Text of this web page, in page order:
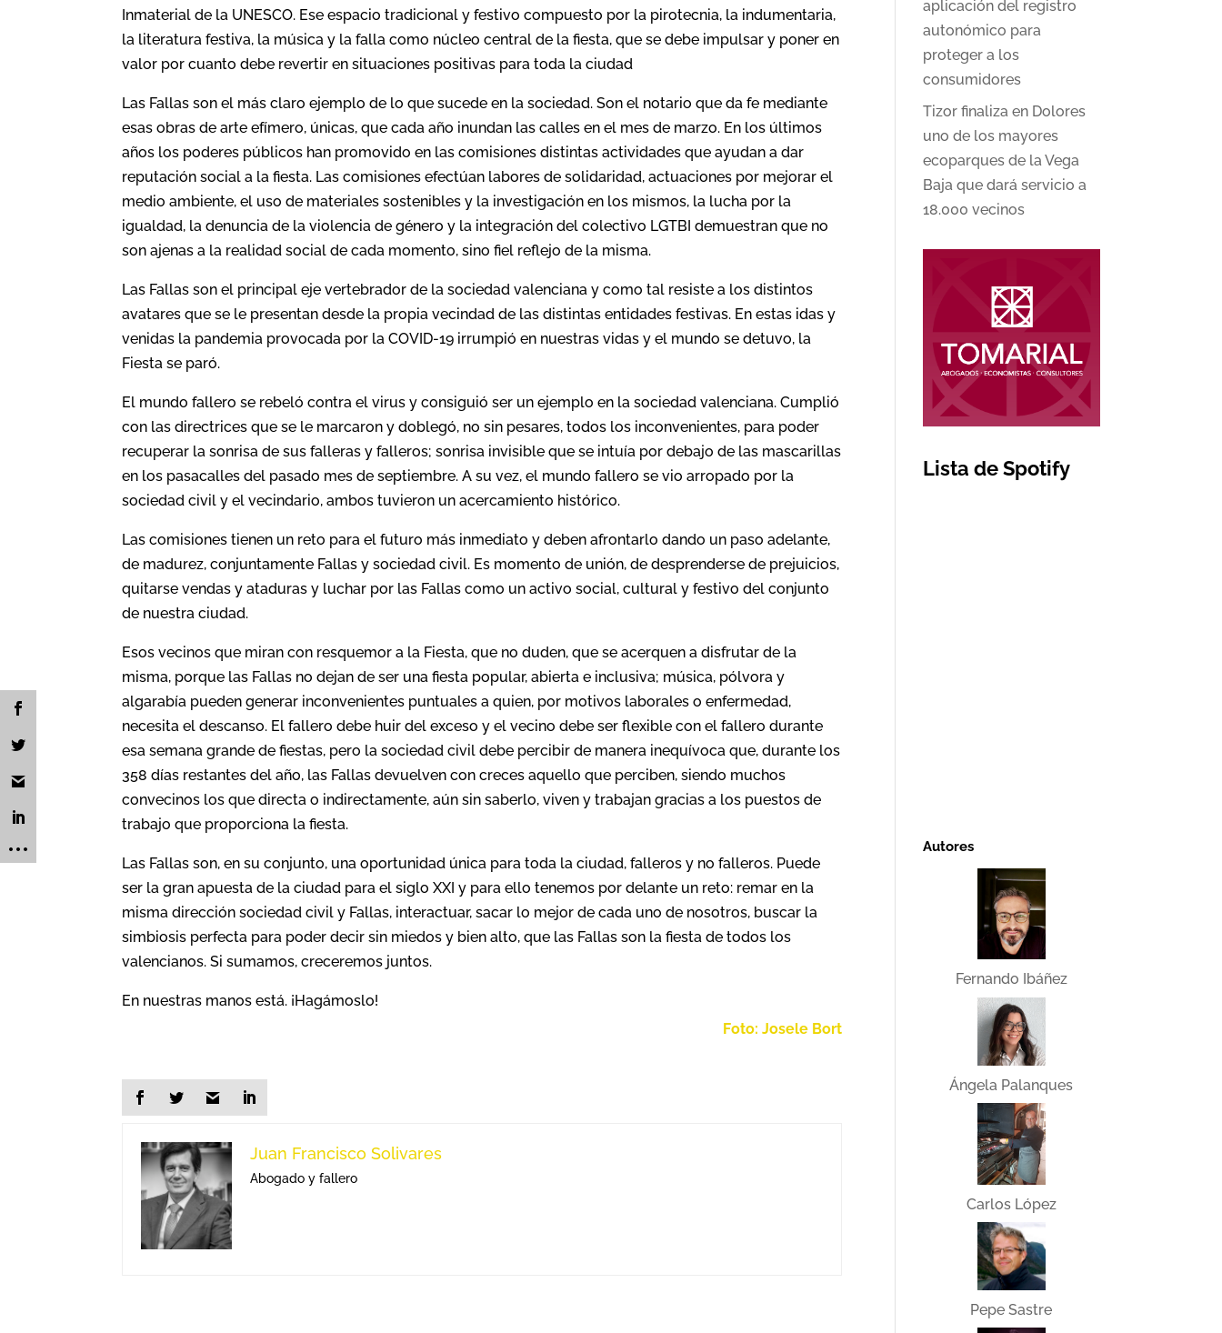
Inmaterial de la UNESCO. Ese espacio tradicional y festivo compuesto por la pirotecnia, la indumentaria,
la literatura festiva, la música y la falla como núcleo central de la fiesta, que se debe impulsar y poner en
valor por cuanto debe revertir en situaciones positivas para toda la ciudad
Las Fallas son el más claro ejemplo de lo que sucede en la sociedad. Son el notario que da fe mediante
esas obras de arte efímero, únicas, que cada año inundan las calles en el mes de marzo. En los últimos
años los poderes públicos han promovido en las comisiones distintas actividades que ayudan a dar
reputación social a la fiesta. Las comisiones efectúan labores de solidaridad, actuaciones por mejorar el
medio ambiente, el uso de materiales sostenibles y la investigación en los mismos, la lucha por la
igualdad, la denuncia de la violencia de género y la integración del colectivo LGTBI demuestran que no
son ajenas a la realidad social de cada momento, sino fiel reflejo de la misma.
Las Fallas son el principal eje vertebrador de la sociedad valenciana y como tal resiste a los distintos
avatares que se le presentan desde la propia vecindad de las distintas entidades festivas. En estas idas y
venidas la pandemia provocada por la COVID-19 irrumpió en nuestras vidas y el mundo se detuvo, la
Fiesta se paró.
El mundo fallero se rebeló contra el virus y consiguió ser un ejemplo en la sociedad valenciana. Cumplió
con las directrices que se le marcaron y doblegó, no sin pesares, todos los inconvenientes, para poder
recuperar la sonrisa de sus falleras y falleros; sonrisa invisible que se intuía por debajo de las mascarillas
en los pasacalles del pasado mes de septiembre. A su vez, el mundo fallero se vio arropado por la
sociedad civil y el vecindario, ambos tuvieron un acercamiento histórico.
Las comisiones tienen un reto para el futuro más inmediato y deben afrontarlo dando un paso adelante,
de madurez, conjuntamente Fallas y sociedad civil. Es momento de unión, de desprenderse de prejuicios,
quitarse vendas y ataduras y luchar por las Fallas como un activo social, cultural y festivo del conjunto
de nuestra ciudad.
Esos vecinos que miran con resquemor a la Fiesta, que no duden, que se acerquen a disfrutar de la
misma, porque las Fallas no dejan de ser una fiesta popular, abierta e inclusiva; música, pólvora y
algarabía pueden generar inconvenientes puntuales a quien, por motivos laborales o enfermedad,
necesita el descanso. El fallero debe huir del exceso y el vecino debe ser flexible con el fallero durante
esa semana grande de fiestas, pero la sociedad civil debe percibir de manera inequívoca que, durante los
358 días restantes del año, las Fallas devuelven con creces aquello que perciben, siendo muchos
convecinos los que directa o indirectamente, aún sin saberlo, viven y trabajan gracias a los puestos de
trabajo que proporciona la fiesta.
Las Fallas son, en su conjunto, una oportunidad única para toda la ciudad, falleros y no falleros. Puede
ser la gran apuesta de la ciudad para el siglo XXI y para ello tenemos por delante un reto: remar en la
misma dirección sociedad civil y Fallas, interactuar, sacar lo mejor de cada uno de nosotros, buscar la
simbiosis perfecta para poder decir sin miedos y bien alto, que las Fallas son la fiesta de todos los
valencianos. Si sumamos, creceremos juntos.
En nuestras manos está. ¡Hagámoslo!
Foto: Josele Bort
Juan Francisco Solivares
Abogado y fallero
aplicación del registro
autonómico para
proteger a los
consumidores
Tizor finaliza en Dolores
uno de los mayores
ecoparques de la Vega
Baja que dará servicio a
18.000 vecinos
Lista de Spotify
Autores
Fernando Ibáñez
Ángela Palanques
Carlos López
Pepe Sastre